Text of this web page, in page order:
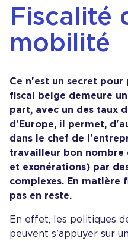
Fiscalité
mobilité
Ce n'est un secret pour
fiscal belge demeure
part, avec un des taux
d'Europe, il permet,
dans le chef de
travailleur bon nombre
et exonérations) par
complexes. En matière
pas en reste.
En effet, les politiques
peuvent s'appuyer sur